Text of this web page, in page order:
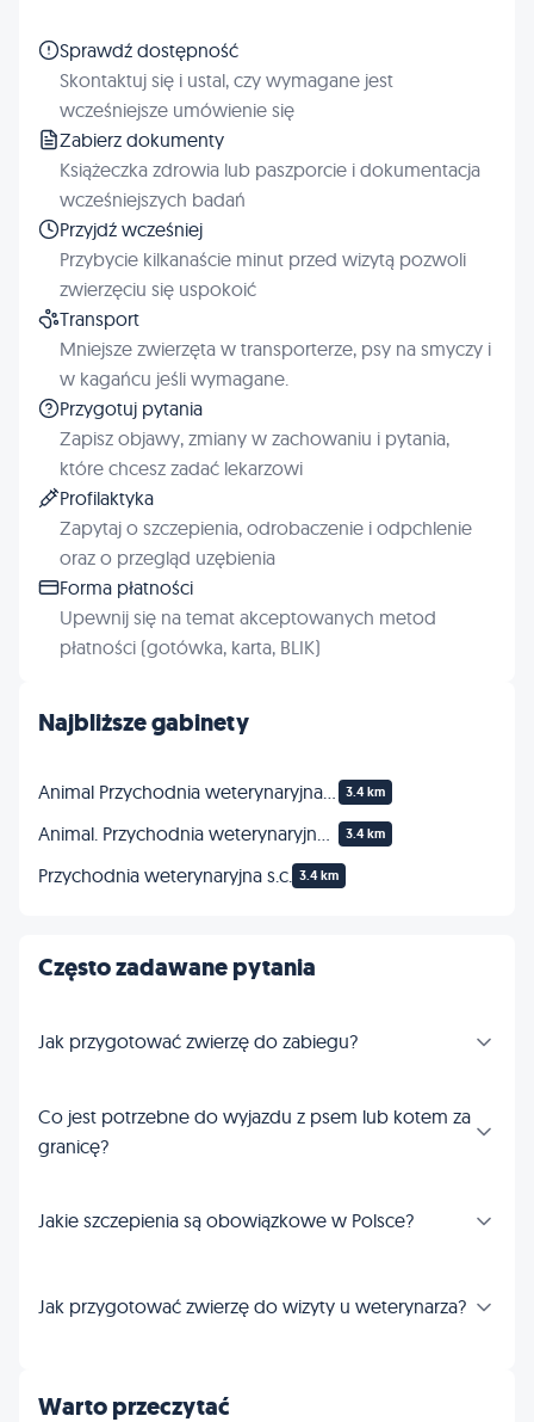
Najbliższe gabinety
3.4 km
3.4 km
Przychodnia weterynaryjna s.c. 3.4 km
Często zadawane pytania
Jak przygotować zwierzę do zabiegu?
Co jest potrzebne do wyjazdu z psem lub kotem za
granicę?
Jakie szczepienia są obowiązkowe w Polsce?
Jak przygotować zwierzę do wizyty u weterynarza?
Sprawdź dostępność
Skontaktuj się i ustal, czy wymagane jest
wcześniejsze umówienie się
Zabierz dokumenty
Książeczka zdrowia lub paszporcie i dokumentacja
wcześniejszych badań
Przyjdź wcześniej
Przybycie kilkanaście minut przed wizytą pozwoli
zwierzęciu się uspokoić
Transport
Mniejsze zwierzęta w transporterze, psy na smyczy i
w kagańcu jeśli wymagane.
Przygotuj pytania
Zapisz objawy, zmiany w zachowaniu i pytania,
które chcesz zadać lekarzowi
Profilaktyka
Zapytaj o szczepienia, odrobaczenie i odpchlenie
oraz o przegląd uzębienia
Forma płatności
Upewnij się na temat akceptowanych metod
płatności (gotówka, karta, BLIK)
Warto przeczytać